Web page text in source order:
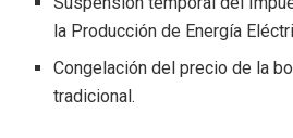
la Producción de Energía
Congelación del precio de la
tradicional.